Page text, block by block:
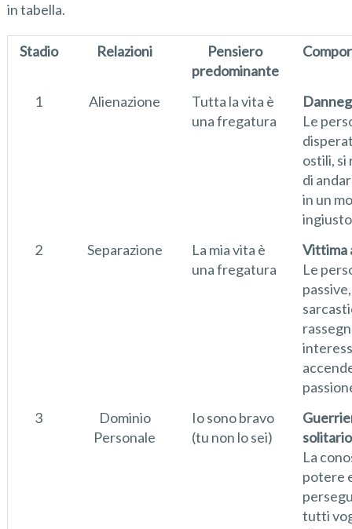
in tabella.
Stadio Relazioni
Pensiero
predominante
1 Alienazione
Tutta la vita è
una fregatura
Le
ostili,
di
in un
2
Separazione
La mia vita è
una fregatura
Vittima
Le
passive,
3
Dominio
Personale
Io sono bravo
(tu non lo sei)
solitario
La
potere
tutti